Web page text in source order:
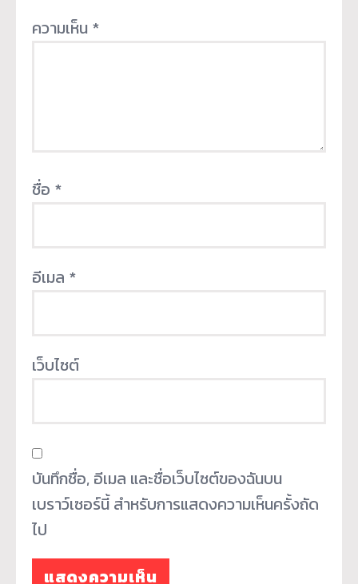
ความเห็น *
ชื่อ *
อีเมล *
เว็บไซต์
บันทึกชื่อ, อีเมล และชื่อเว็บไซต์ของฉันบน
เบราว์เซอร์นี้ สำหรับการแสดงความเห็นครั้งถัด
ไป